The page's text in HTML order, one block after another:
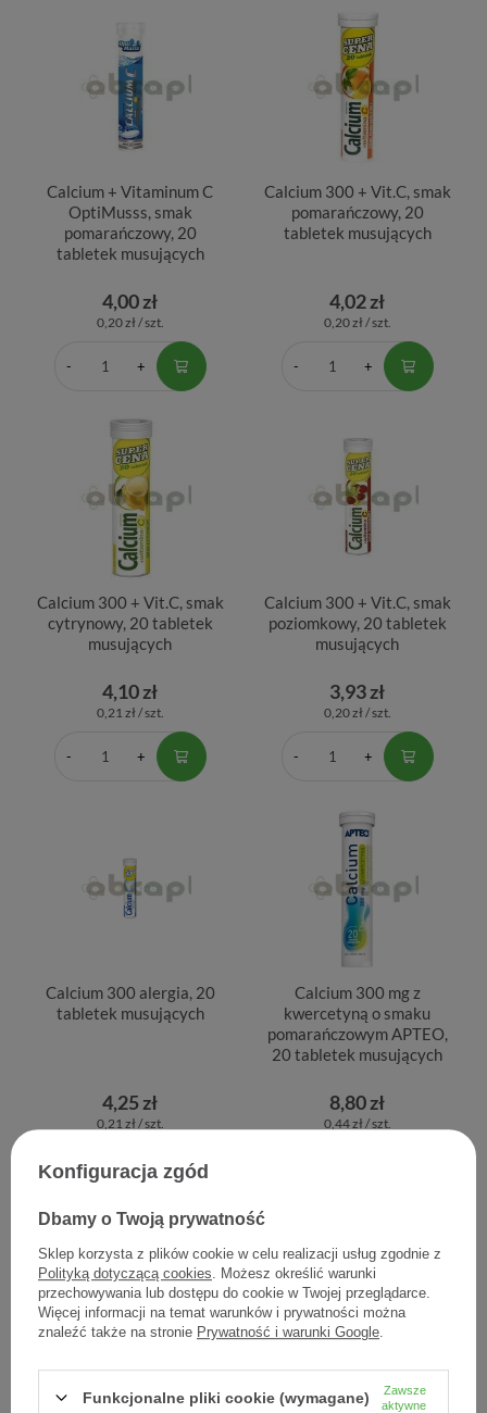
Calcium + Vitaminum C
OptiMusss, smak
pomarańczowy, 20
tabletek musujących
4,00 zł
0,20 zł / szt.
Calcium 300 + Vit.C, smak
pomarańczowy, 20
tabletek musujących
4,02 zł
0,20 zł / szt.
Calcium 300 + Vit.C, smak
cytrynowy, 20 tabletek
musujących
4,10 zł
0,21 zł / szt.
Calcium 300 + Vit.C, smak
poziomkowy, 20 tabletek
musujących
3,93 zł
0,20 zł / szt.
Calcium 300 alergia, 20
tabletek musujących
4,25 zł
0,21 zł / szt.
Calcium 300 mg z
kwercetyną o smaku
pomarańczowym APTEO,
20 tabletek musujących
8,80 zł
0,44 zł / szt.
Calcium 300 mg z Calcium 300 mg,
Konfiguracja zgód
Dbamy o Twoją prywatność
Sklep korzysta z plików cookie w celu realizacji usług zgodnie z
Polityką dotyczącą cookies . Możesz określić warunki
przechowywania lub dostępu do cookie w Twojej przeglądarce.
Więcej informacji na temat warunków i prywatności można
znaleźć także na stronie Prywatność i warunki Google
Funkcjonalne pliki cookie (wymagane)
Zawsze
aktywne